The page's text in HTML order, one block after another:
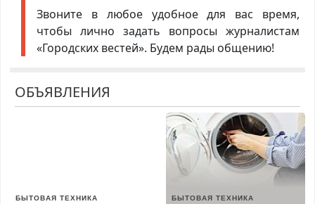
Звоните в любое удобное для вас время,
чтобы лично задать вопросы журналистам
«Городских вестей». Будем рады общению!
ОБЪЯВЛЕНИЯ
БЫТОВАЯ ТЕХНИКА БЫТОВАЯ ТЕХНИКА